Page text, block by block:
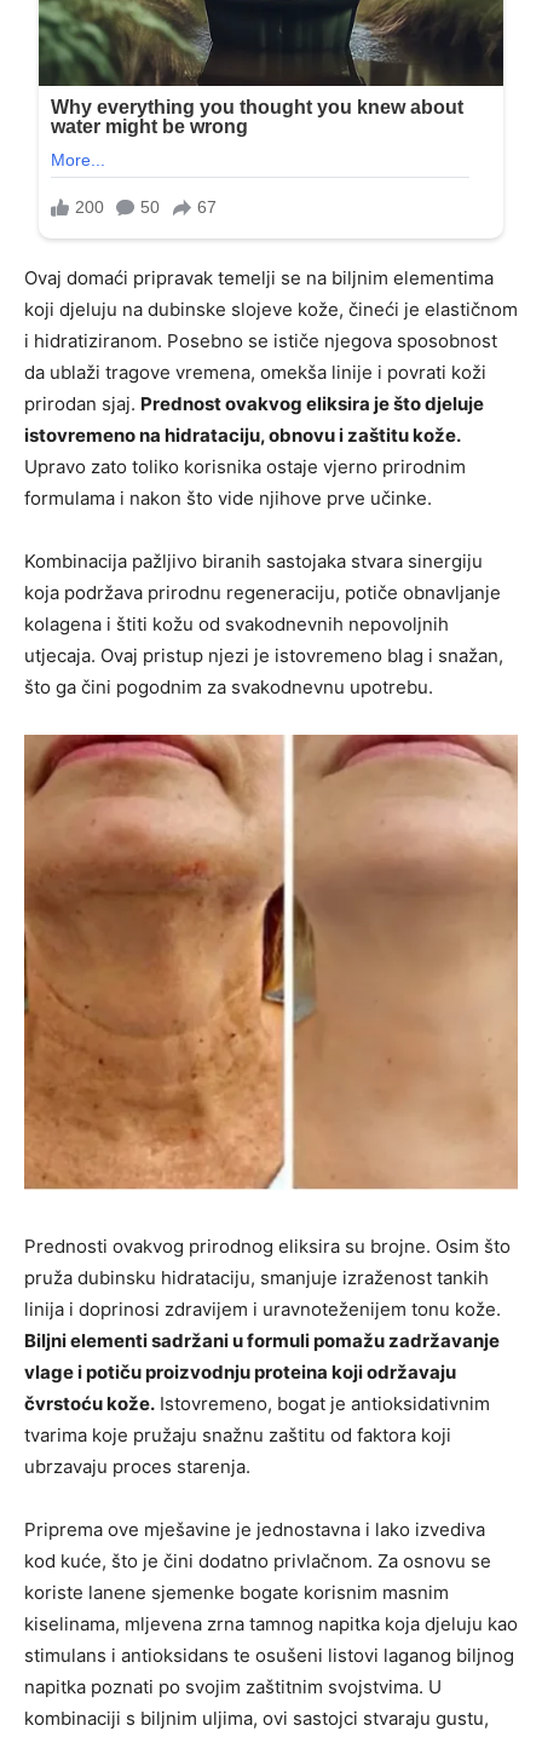
Ovaj domaći pripravak temelji se na biljnim elementima
koji djeluju na dubinske slojeve kože, čineći je elastičnom
i hidratiziranom. Posebno se ističe njegova sposobnost
da ublaži tragove vremena, omekša linije i povrati koži
prirodan sjaj. Prednost ovakvog eliksira je što djeluje
istovremeno na hidrataciju, obnovu i zaštitu kože.
Upravo zato toliko korisnika ostaje vjerno prirodnim
formulama i nakon što vide njihove prve učinke.
Kombinacija pažljivo biranih sastojaka stvara sinergiju
koja podržava prirodnu regeneraciju, potiče obnavljanje
kolagena i štiti kožu od svakodnevnih nepovoljnih
utjecaja. Ovaj pristup njezi je istovremeno blag i snažan,
što ga čini pogodnim za svakodnevnu upotrebu.
Prednosti ovakvog prirodnog eliksira su brojne. Osim što
pruža dubinsku hidrataciju, smanjuje izraženost tankih
linija i doprinosi zdravijem i uravnoteženijem tonu kože.
Biljni elementi sadržani u formuli pomažu zadržavanje
vlage i potiču proizvodnju proteina koji održavaju
čvrstoću kože. Istovremeno, bogat je antioksidativnim
tvarima koje pružaju snažnu zaštitu od faktora koji
ubrzavaju proces starenja.
Priprema ove mješavine je jednostavna i lako izvediva
kod kuće, što je čini dodatno privlačnom. Za osnovu se
koriste lanene sjemenke bogate korisnim masnim
kiselinama, mljevena zrna tamnog napitka koja djeluju kao
stimulans i antioksidans te osušeni listovi laganog biljnog
napitka poznati po svojim zaštitnim svojstvima. U
kombinaciji s biljnim uljima, ovi sastojci stvaraju gustu,